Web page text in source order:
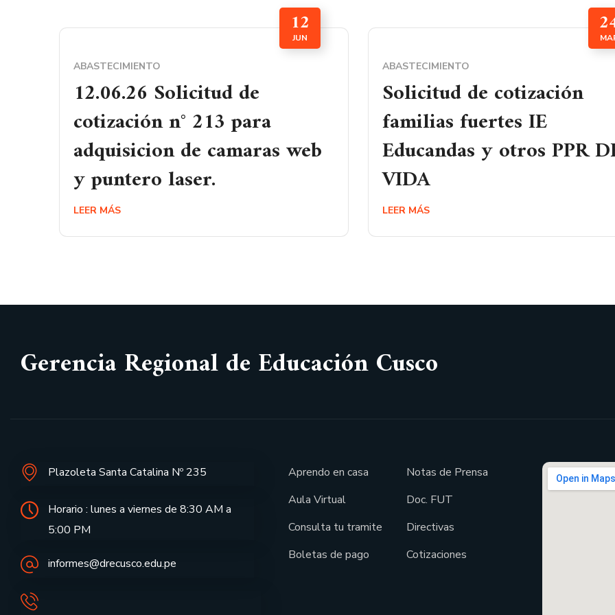
12
JUN
ABASTECIMIENTO
12.06.26 Solicitud de
cotización n° 213 para
adquisicion de camaras web
y puntero laser.
LEER MÁS
ABASTECIMIENTO
Solicitud de cotización
familias fuertes IE
Educandas y otros PPR
VIDA
LEER MÁS
Gerencia Regional de Educación Cusco
Plazoleta Santa Catalina Nº 235
Horario : lunes a viernes de 8:30 AM a
5:00 PM
informes@drecusco.edu.pe
Aprendo en casa
Aula Virtual
Consulta tu tramite
Boletas de pago
Notas de Prensa
Doc. FUT
Directivas
Cotizaciones